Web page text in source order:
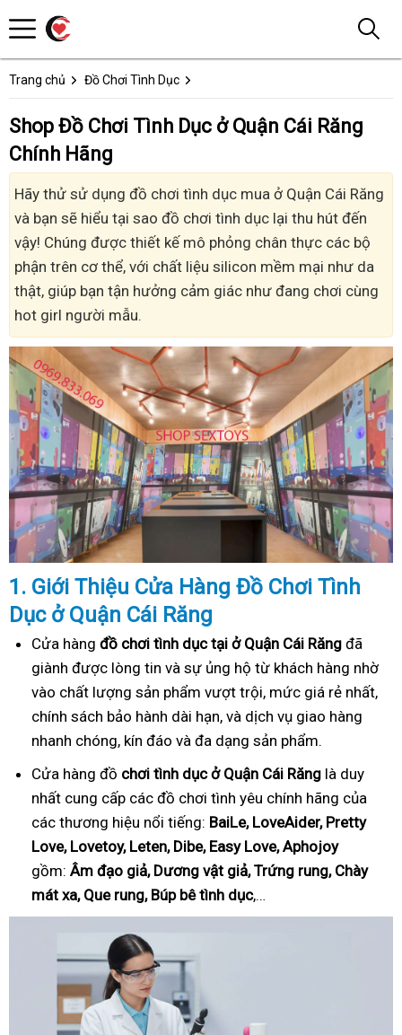
Trang chủ Đồ Chơi Tình Dục
Shop Đồ Chơi Tình Dục ở Quận Cái Răng
Chính Hãng
Hãy thử sử dụng đồ chơi tình dục mua ở Quận Cái Răng
và bạn sẽ hiểu tại sao đồ chơi tình dục lại thu hút đến
vậy! Chúng được thiết kế mô phỏng chân thực các bộ
phận trên cơ thể, với chất liệu silicon mềm mại như da
thật, giúp bạn tận hưởng cảm giác như đang chơi cùng
hot girl người mẫu.
1. Giới Thiệu Cửa Hàng Đồ Chơi Tình
Dục ở Quận Cái Răng
Cửa hàng đồ chơi tình dục tại ở Quận Cái Răng đã
giành được lòng tin và sự ủng hộ từ khách hàng nhờ
vào chất lượng sản phẩm vượt trội, mức giá rẻ nhất,
chính sách bảo hành dài hạn, và dịch vụ giao hàng
nhanh chóng, kín đáo và đa dạng sản phẩm.
Cửa hàng đồ chơi tình dục ở Quận Cái Răng là duy
nhất cung cấp các đồ chơi tình yêu chính hãng của
các thương hiệu nổi tiếng: BaiLe, LoveAider, Pretty
Love, Lovetoy, Leten, Dibe, Easy Love, Aphojoy
gồm: Âm đạo giả, Dương vật giả, Trứng rung, Chày
mát xa, Que rung, Búp bê tình dục,…